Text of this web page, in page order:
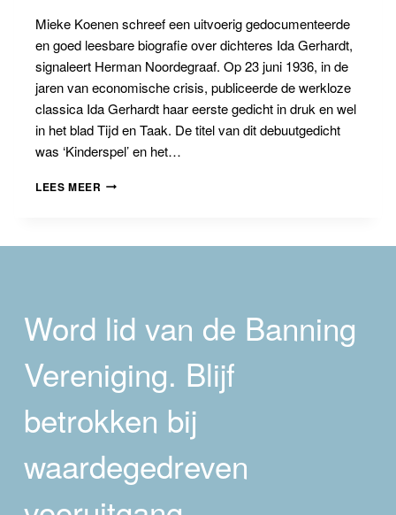
Mieke Koenen schreef een uitvoerig gedocumenteerde
en goed leesbare biografie over dichteres Ida Gerhardt,
signaleert Herman Noordegraaf. Op 23 juni 1936, in de
jaren van economische crisis, publiceerde de werkloze
classica Ida Gerhardt haar eerste gedicht in druk en wel
in het blad Tijd en Taak. De titel van dit debuutgedicht
was ‘Kinderspel’ en het…
LEES MEER IDA
GEMEENSCHAP
TIJD
Word lid van de Banning
Vereniging. Blijf
betrokken bij
waardegedreven